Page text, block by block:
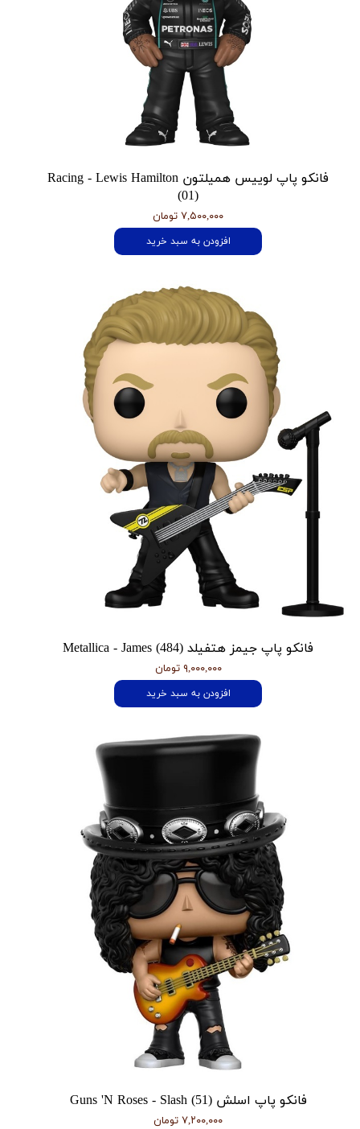
فانکو پاپ لوییس همیلتون Racing - Lewis Hamilton
(01)
۷,۵۰۰,۰۰۰ تومان
افزودن به سبد خرید
فانکو پاپ جیمز هتفیلد Metallica - James (484)
۹,۰۰۰,۰۰۰ تومان
افزودن به سبد خرید
فانکو پاپ اسلش Guns 'N Roses - Slash (51)
۷,۲۰۰,۰۰۰ تومان